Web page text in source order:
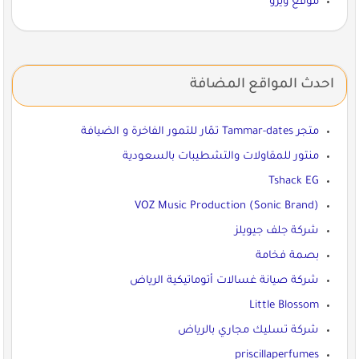
احدث المواقع المضافة
متجر Tammar-dates تمّار للتمور الفاخرة و الضيافة
منتور للمقاولات والتشطيبات بالسعودية
Tshack EG
VOZ Music Production (Sonic Brand)
شركة جلف جيويلز
بصمة فخامة
شركة صيانة غسالات أتوماتيكية الرياض
Little Blossom
شركة تسليك مجاري بالرياض
priscillaperfumes